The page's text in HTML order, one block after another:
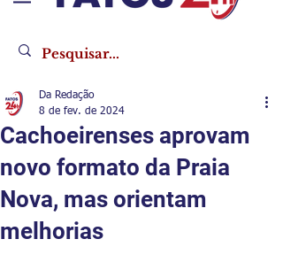
Cachoeirenses aprovam
novo formato da Praia
Nova, mas orientam
melhorias
Da Redação
8 de fev. de 2024